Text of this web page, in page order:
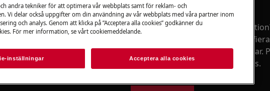
Boka service
Är din produkt i behov av
gärna. Alla våra tekniker är
använder oss bara av originaldelar.
erbjuder vi reparation till fast pris.
andra tekniker för att optimera vår webbplats samt för reklam- och
Vi delar också uppgifter om din användning av vår webbplats med våra partner inom
och analys. Genom att klicka på ”Acceptera alla cookies” godkänner du
För mer information, se vårt cookiemeddelande.
inställningar Acceptera alla cookies